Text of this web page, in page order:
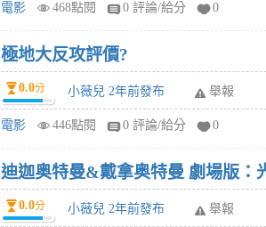
電影 468點閱 0 評論/給分 0
極地大反攻評價?
0.0分 小薇兒 2年前發布 舉報
電影 446點閱 0 評論/給分 0
迪迦奥特曼&戴拿奥特曼 劇場版：
0.0分 小薇兒 2年前發布 舉報